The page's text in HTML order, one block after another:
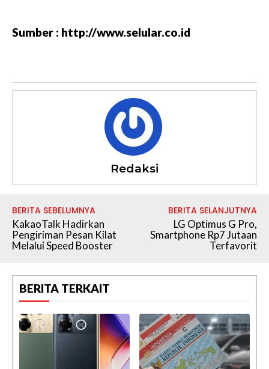
Sumber : http://www.selular.co.id
Redaksi
BERITA SEBELUMNYA
KakaoTalk Hadirkan
Pengiriman Pesan Kilat
Melalui Speed Booster
BERITA SELANJUTNYA
LG Optimus G Pro,
Smartphone Rp7 Jutaan
Terfavorit
BERITA TERKAIT